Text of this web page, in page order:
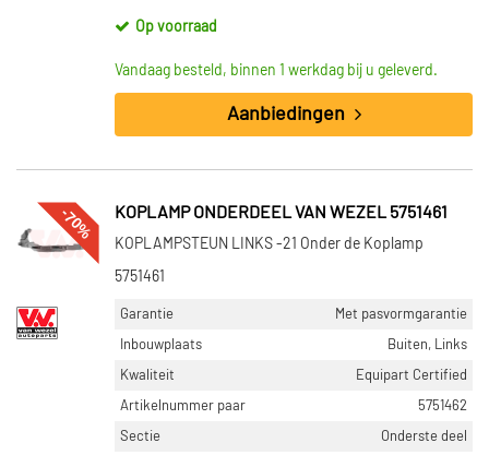
Op voorraad
Vandaag besteld, binnen 1 werkdag bij u geleverd.
Aanbiedingen
-70% KOPLAMP ONDERDEEL VAN WEZEL 5751461
KOPLAMPSTEUN LINKS -21 Onder de Koplamp
5751461
Garantie
Met pasvormgarantie
Inbouwplaats
Buiten, Links
Kwaliteit
Equipart Certified
Artikelnummer paar
5751462
Sectie
Onderste deel